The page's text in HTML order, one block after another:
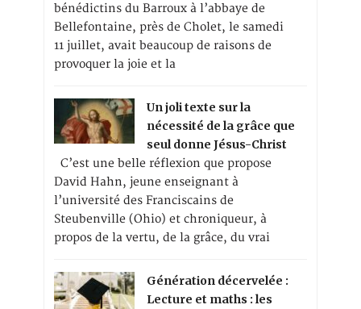
bénédictins du Barroux à l’abbaye de
Bellefontaine, près de Cholet, le samedi
11 juillet, avait beaucoup de raisons de
provoquer la joie et la
Un joli texte sur la
nécessité de la grâce que
seul donne Jésus-Christ
C’est une belle réflexion que propose
David Hahn, jeune enseignant à
l’université des Franciscains de
Steubenville (Ohio) et chroniqueur, à
propos de la vertu, de la grâce, du vrai
Génération décervelée :
Lecture et maths : les